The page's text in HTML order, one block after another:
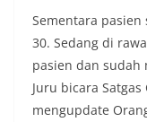
Sementara
30. Sedang di
pasien dan sudah
Juru bicara
mengupdate